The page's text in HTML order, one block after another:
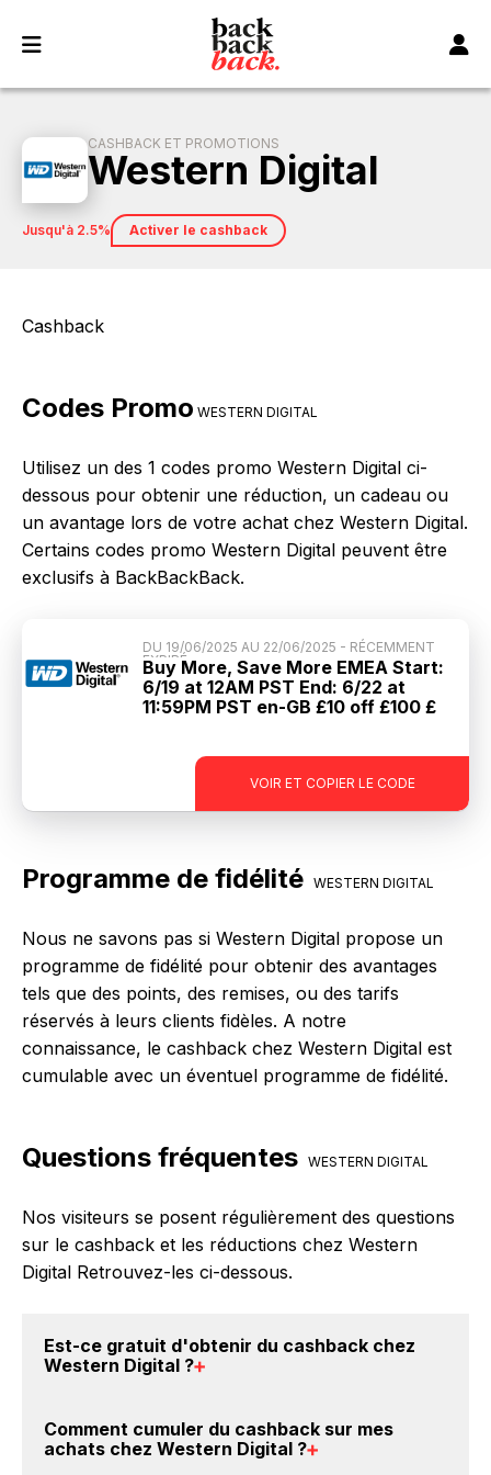
CASHBACK ET PROMOTIONS
Western Digital
jusqu'à 2.5% Activer le cashback
Cashback
Codes Promo WESTERN DIGITAL
Utilisez un des 1 codes promo Western Digital ci-
dessous pour obtenir une réduction, un cadeau ou
un avantage lors de votre achat chez Western Digital.
Certains codes promo Western Digital peuvent être
exclusifs à BackBackBack.
VOIR ET COPIER LE CODE
*17108624*
DU 19/06/2025 AU 22/06/2025 - RÉCEMMENT
EXPIRÉ
Buy More, Save More EMEA Start:
6/19 at 12AM PST End: 6/22 at
11:59PM PST en-GB £10 off £100 £
Programme de fidélité WESTERN DIGITAL
Nous ne savons pas si Western Digital propose un
programme de fidélité pour obtenir des avantages
tels que des points, des remises, ou des tarifs
réservés à leurs clients fidèles. A notre
connaissance, le cashback chez Western Digital est
cumulable avec un éventuel programme de fidélité.
Questions fréquentes WESTERN DIGITAL
Nos visiteurs se posent régulièrement des questions
sur le cashback et les réductions chez Western
Digital Retrouvez-les ci-dessous.
Est-ce gratuit d'obtenir du cashback chez
Western Digital ?
compte gratuitement pour cumuler vos réductions
cashback sur vos achats chez Western Digital. Oui,
Comment cumuler du cashback sur mes
achats chez Western Digital ?